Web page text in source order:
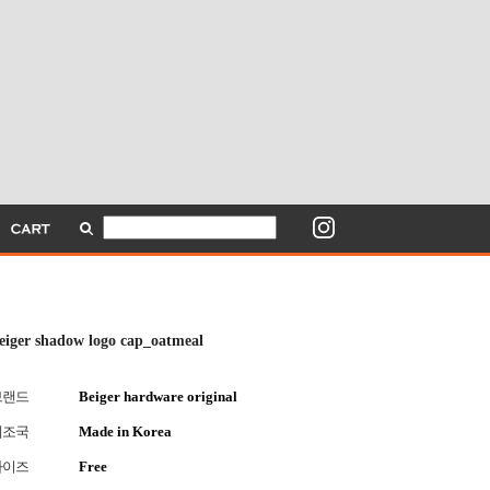
shadow logo cap_oatmeal
드 Beiger hardware original
국 Made in Korea
즈 Free